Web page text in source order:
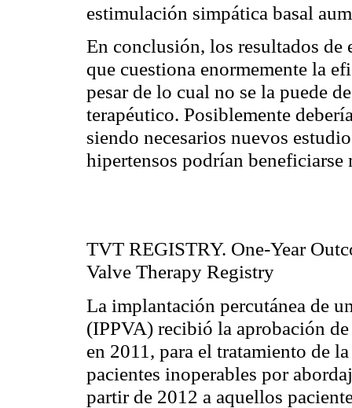
estimulación simpática basal
En conclusión, los resultados de
que cuestiona enormemente la
pesar de lo cual no se la puede
terapéutico. Posiblemente
siendo necesarios nuevos
hipertensos podrían beneficiarse
TVT REGISTRY. One-Year
Valve Therapy Registry
La implantación percutánea de
(IPPVA) recibió la aprobación
en 2011, para el tratamiento de
pacientes inoperables por
partir de 2012 a aquellos